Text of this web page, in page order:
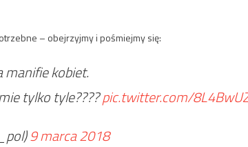
– obejrzyjmy i pośmiejmy się:
kobiet.
tylko tyle????pic.twitter.com/
9 marca 2018